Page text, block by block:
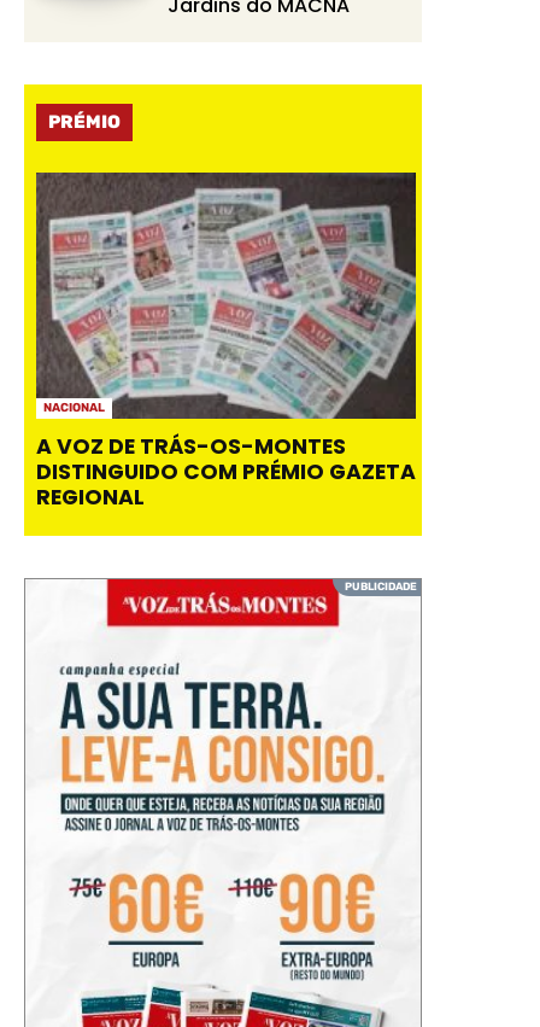
PRÉMIO
NACIONAL
A VOZ DE TRÁS-OS-MONTES
DISTINGUIDO COM PRÉMIO GAZETA
REGIONAL